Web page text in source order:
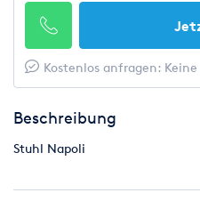
Kostenlos anfragen:
Beschreibung
Stuhl Napoli